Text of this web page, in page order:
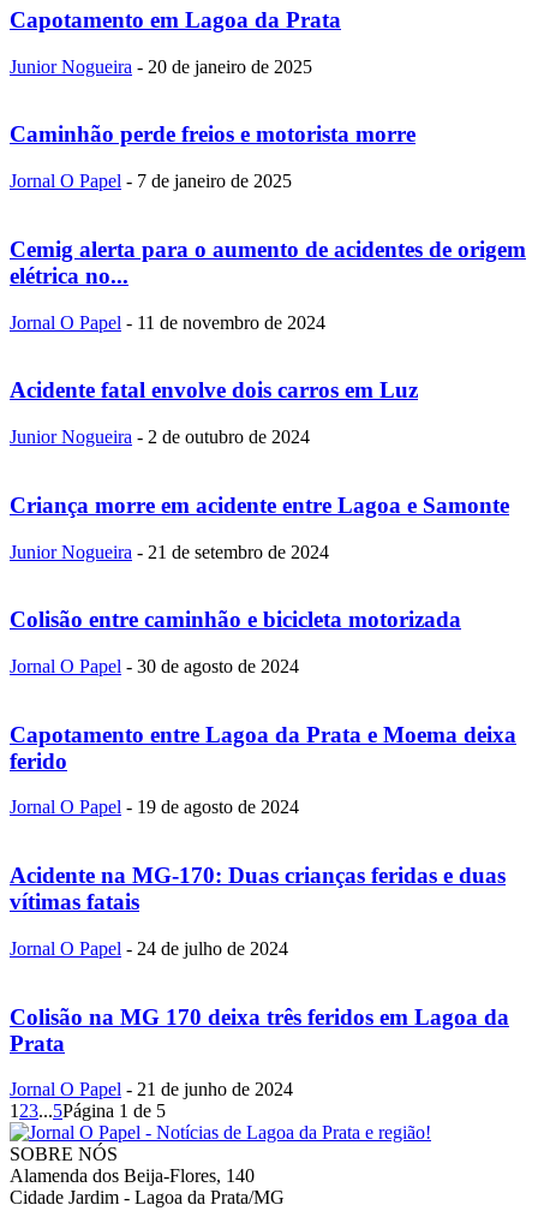
Capotamento em Lagoa da Prata
Junior Nogueira - 20 de janeiro de 2025
Caminhão perde freios e motorista morre
Jornal O Papel - 7 de janeiro de 2025
Cemig alerta para o aumento de acidentes de origem
elétrica no...
Jornal O Papel - 11 de novembro de 2024
Acidente fatal envolve dois carros em Luz
Junior Nogueira - 2 de outubro de 2024
Criança morre em acidente entre Lagoa e Samonte
Junior Nogueira - 21 de setembro de 2024
Colisão entre caminhão e bicicleta motorizada
Jornal O Papel - 30 de agosto de 2024
Capotamento entre Lagoa da Prata e Moema deixa
ferido
Jornal O Papel - 19 de agosto de 2024
Acidente na MG-170: Duas crianças feridas e duas
vítimas fatais
Jornal O Papel - 24 de julho de 2024
Colisão na MG 170 deixa três feridos em Lagoa da
Prata
Jornal O Papel - 21 de junho de 2024
1 23...5Página 1 de 5
SOBRE NÓS
Alamenda dos Beija-Flores, 140
Cidade Jardim - Lagoa da Prata/MG